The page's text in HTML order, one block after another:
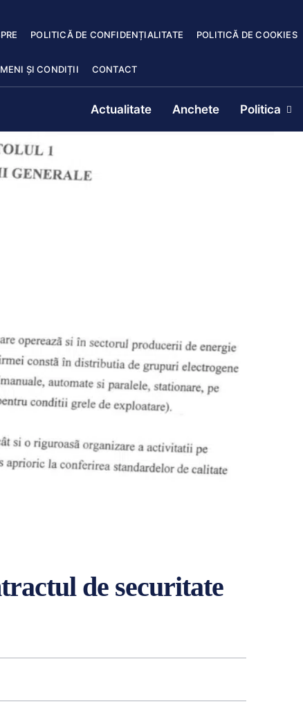
POLITICĂ DE CONFIDENȚIALITATE POLITICĂ DE COOKIES
ȘI CONDIȚII CONTACT
Actualitate Anchete Politica
de securitate